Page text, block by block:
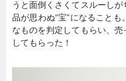
グルメ
うと面倒くさくてスルーし
品が思わぬ“宝”になること
なものを判定してもらい、
してもらった！